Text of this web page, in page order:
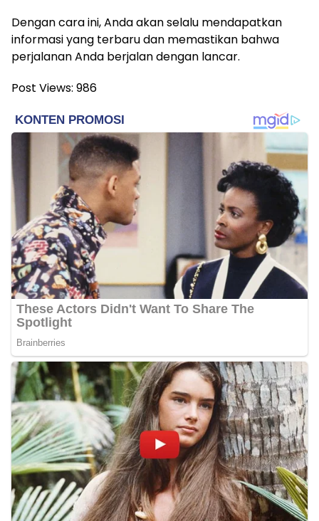
Dengan cara ini, Anda akan selalu mendapatkan
informasi yang terbaru dan memastikan bahwa
perjalanan Anda berjalan dengan lancar.
Post Views: 986